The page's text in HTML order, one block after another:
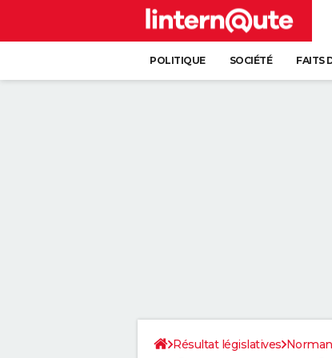
POLITIQUE SOCIÉTÉ FAITS
Résultat législatives